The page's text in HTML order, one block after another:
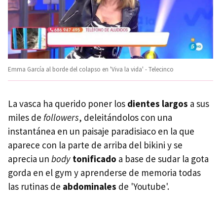
Emma García al borde del colapso en 'Viva la vida' - Telecinco
La vasca ha querido poner los dientes largos a sus
miles de followers, deleitándolos con una
instantánea en un paisaje paradisiaco en la que
aparece con la parte de arriba del bikini y se
aprecia un body tonificado a base de sudar la gota
gorda en el gym y aprenderse de memoria todas
las rutinas de abdominales de 'Youtube'.